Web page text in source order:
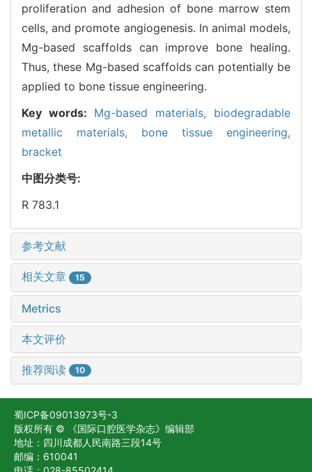
proliferation and adhesion of bone marrow stem
cells, and promote angiogenesis. In animal models,
Mg-based scaffolds can improve bone healing.
Thus, these Mg-based scaffolds can potentially be
applied to bone tissue engineering.
Key words: Mg-based materials, biodegradable
metallic materials, bone tissue engineering,
bracket
中图分类号:
R 783.1
参考文献
相关文章 15
Metrics
本文评价
推荐阅读 10
蜀ICP备09013973号-3
版权所有 © 《国际口腔医学杂志》编辑部
地址：四川成都人民南路三段14号
邮编：610041